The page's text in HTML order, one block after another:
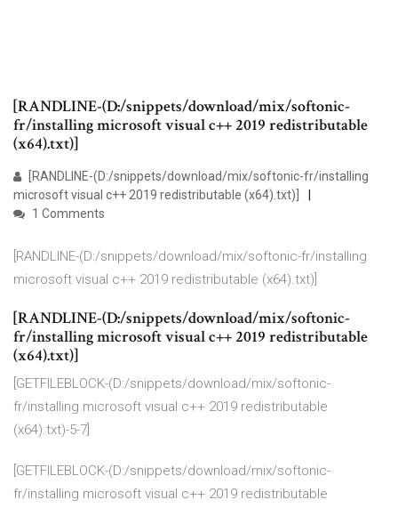
[RANDLINE-(D:/snippets/download/mix/softonic-
fr/installing microsoft visual c++ 2019 redistributable
(x64).txt)]
[RANDLINE-(D:/snippets/download/mix/softonic-fr/installing
microsoft visual c++ 2019 redistributable (x64).txt)]
1 Comments
[RANDLINE-(D:/snippets/download/mix/softonic-fr/installing
microsoft visual c++ 2019 redistributable (x64).txt)]
[RANDLINE-(D:/snippets/download/mix/softonic-
fr/installing microsoft visual c++ 2019 redistributable
(x64).txt)]
[GETFILEBLOCK-(D:/snippets/download/mix/softonic-
fr/installing microsoft visual c++ 2019 redistributable
(x64).txt)-5-7]
[GETFILEBLOCK-(D:/snippets/download/mix/softonic-
fr/installing microsoft visual c++ 2019 redistributable